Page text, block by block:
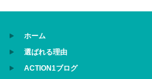
ホーム
選ばれる理由
ACTION1ブログ